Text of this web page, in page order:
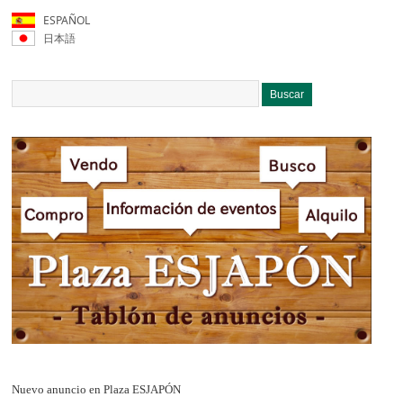
ESPAÑOL
日本語
Nuevo anuncio en Plaza ESJAPÓN